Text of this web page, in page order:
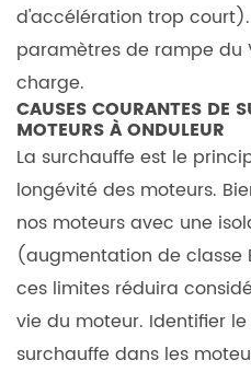
d'accélération trop court).
paramètres de rampe du
charge.
CAUSES COURANTES DE
MOTEURS À ONDULEUR
La surchauffe est le
longévité des moteurs.
nos moteurs avec une
(augmentation de classe
ces limites réduira
vie du moteur. Identifier le
surchauffe dans les